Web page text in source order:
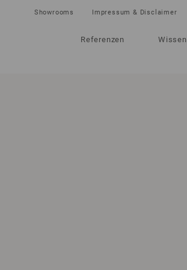
Referenzen Wissen
Showrooms Impressum & Disclaimer